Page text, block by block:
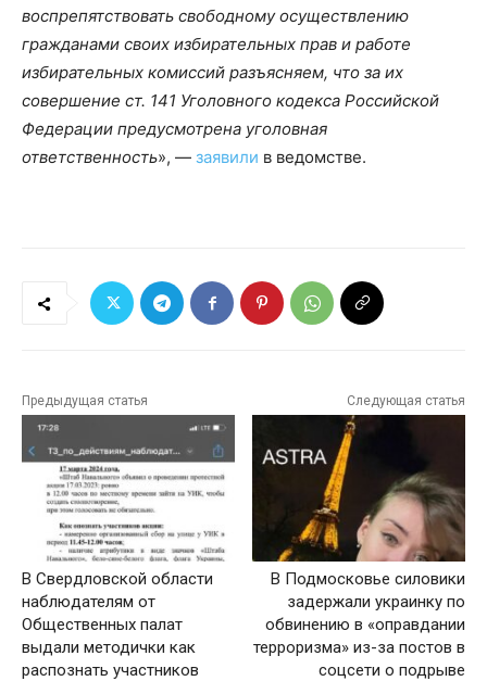
воспрепятствовать свободному осуществлению
гражданами своих избирательных прав и работе
избирательных комиссий разъясняем, что за их
совершение ст. 141 Уголовного кодекса Российской
Федерации предусмотрена уголовная
ответственность», — заявили в ведомстве.
Предыдущая статья
В Свердловской области
наблюдателям от
Общественных палат
выдали методички как
распознать участников
Следующая статья
В Подмосковье силовики
задержали украинку по
обвинению в «оправдании
терроризма» из-за постов в
соцсети о подрыве